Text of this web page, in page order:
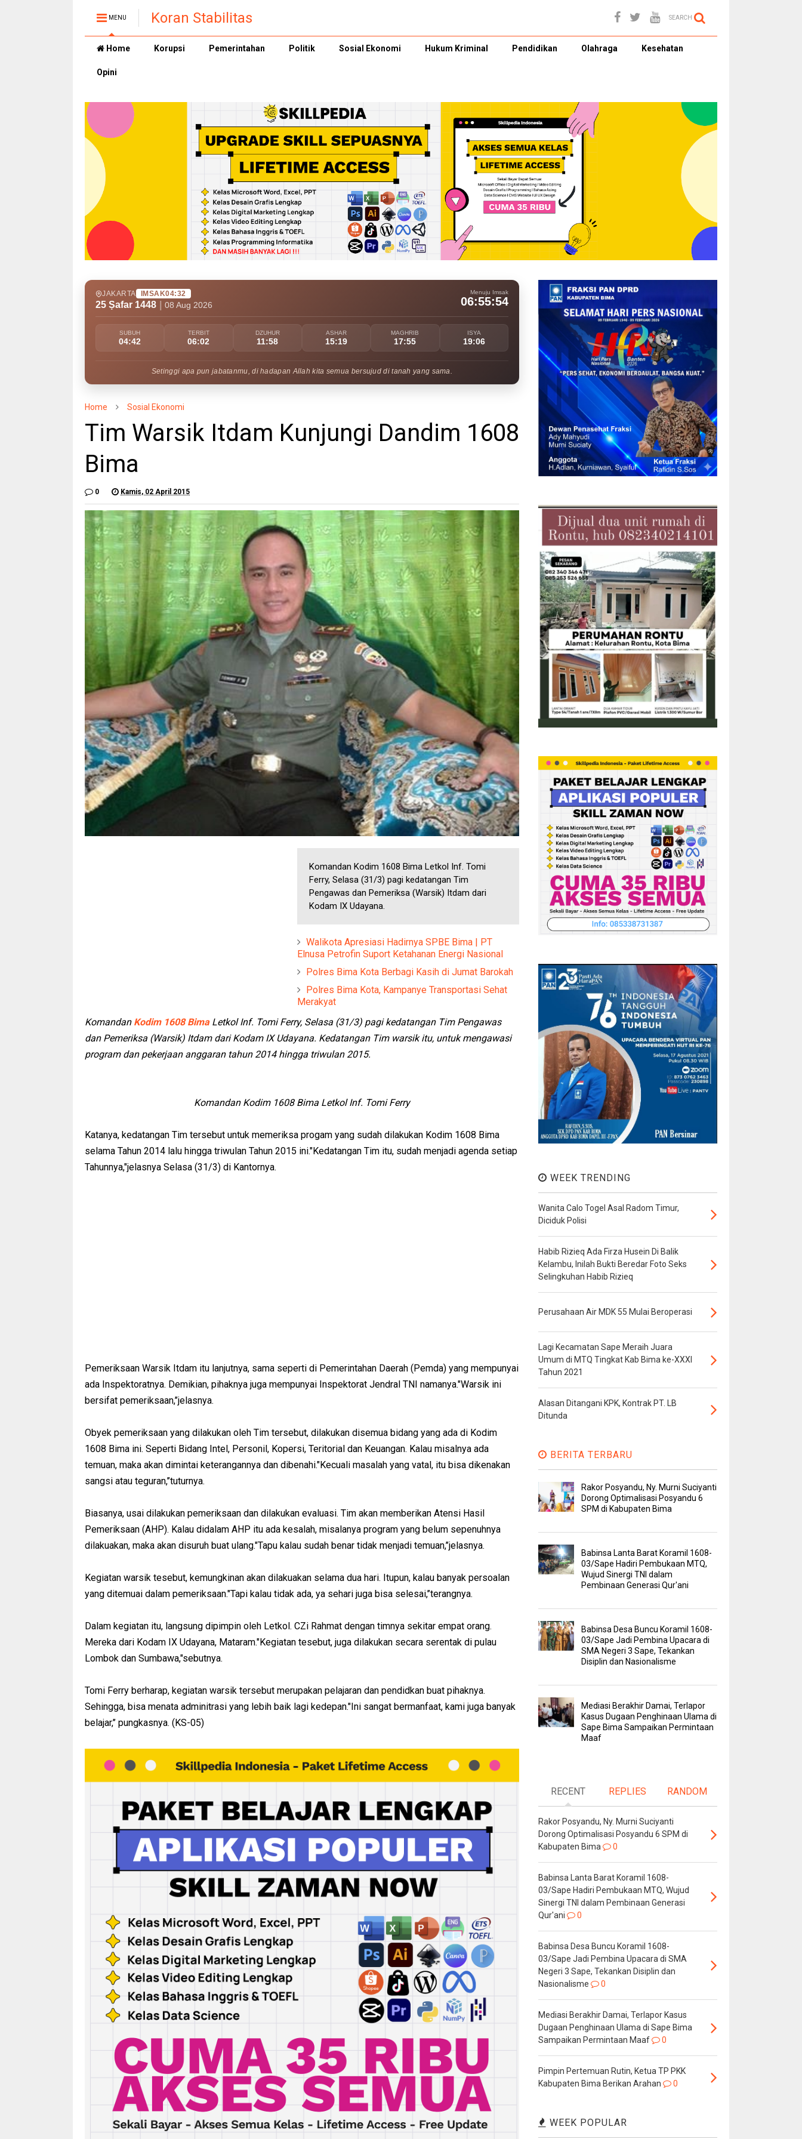
MENU Koran Stabilitas SEARCH
Home Korupsi Pemerintahan Politik Sosial Ekonomi Hukum Kriminal Pendidikan Olahraga Kesehatan
Opini
JAKARTA IMSAK04:32
25 Ṣafar 1448 08 Aug 2026
Menuju Imsak
06:55:53
SUBUH
04:42
TERBIT
06:02
DZUHUR
11:58
ASHAR
15:19
MAGHRIB
17:55
ISYA
19:06
Setinggi apa pun jabatanmu, di hadapan Allah kita semua bersujud di tanah yang sama.
Home Sosial Ekonomi
Tim Warsik Itdam Kunjungi Dandim 1608
Bima
0 Kamis, 02 April 2015
Komandan Kodim 1608 Bima Letkol Inf. Tomi
Ferry, Selasa (31/3) pagi kedatangan Tim
Pengawas dan Pemeriksa (Warsik) Itdam dari
Kodam IX Udayana.
Walikota Apresiasi Hadirnya SPBE Bima | PT
Elnusa Petrofin Suport Ketahanan Energi Nasional
Polres Bima Kota Berbagi Kasih di Jumat Barokah
Polres Bima Kota, Kampanye Transportasi Sehat
Merakyat
Komandan Kodim 1608 BimaLetkol Inf. Tomi Ferry, Selasa (31/3) pagi kedatangan Tim Pengawas
dan Pemeriksa (Warsik) Itdam dari Kodam IX Udayana. Kedatangan Tim warsik itu, untuk mengawasi
program dan pekerjaan anggaran tahun 2014 hingga triwulan 2015.
Komandan Kodim 1608 Bima Letkol Inf. Tomi Ferry
Katanya, kedatangan Tim tersebut untuk memeriksa progam yang sudah dilakukan Kodim 1608 Bima
selama Tahun 2014 lalu hingga triwulan Tahun 2015 ini."Kedatangan Tim itu, sudah menjadi agenda setiap
Tahunnya,"jelasnya Selasa (31/3) di Kantornya.
Pemeriksaan Warsik Itdam itu lanjutnya, sama seperti di Pemerintahan Daerah (Pemda) yang mempunyai
ada Inspektoratnya. Demikian, pihaknya juga mempunyai Inspektorat Jendral TNI namanya."Warsik ini
bersifat pemeriksaan,’’jelasnya.
Obyek pemeriksaan yang dilakukan oleh Tim tersebut, dilakukan disemua bidang yang ada di Kodim
1608 Bima ini. Seperti Bidang Intel, Personil, Kopersi, Teritorial dan Keuangan. Kalau misalnya ada
temuan, maka akan dimintai keterangannya dan dibenahi."Kecuali masalah yang vatal, itu bisa dikenakan
sangsi atau teguran,’’tuturnya.
Biasanya, usai dilakukan pemeriksaan dan dilakukan evaluasi. Tim akan memberikan Atensi Hasil
Pemeriksaan (AHP). Kalau didalam AHP itu ada kesalah, misalanya program yang belum sepenuhnya
dilakuakan, maka akan disuruh buat ulang."Tapu kalau sudah benar tidak menjadi temuan,’’jelasnya.
Kegiatan warsik tesebut, kemungkinan akan dilakuakan selama dua hari. Itupun, kalau banyak persoalan
yang ditemuai dalam pemeriksaan."Tapi kalau tidak ada, ya sehari juga bisa selesai,’’terangnya.
Dalam kegiatan itu, langsung dipimpin oleh Letkol. CZi Rahmat dengan timnya sekitar empat orang.
Mereka dari Kodam IX Udayana, Mataram."Kegiatan tesebut, juga dilakukan secara serentak di pulau
Lombok dan Sumbawa,"sebutnya.
Tomi Ferry berharap, kegiatan warsik tersebut merupakan pelajaran dan pendidkan buat pihaknya.
Sehingga, bisa menata adminitrasi yang lebih baik lagi kedepan."Ini sangat bermanfaat, kami juga banyak
belajar,’’ pungkasnya. (KS-05)
WEEK TRENDING
Wanita Calo Togel Asal Radom Timur,
Diciduk Polisi
Habib Rizieq Ada Firza Husein Di Balik
Kelambu, Inilah Bukti Beredar Foto Seks
Selingkuhan Habib Rizieq
Perusahaan Air MDK 55 Mulai Beroperasi
Lagi Kecamatan Sape Meraih Juara
Umum di MTQ Tingkat Kab Bima ke-XXXI
Tahun 2021
Alasan Ditangani KPK, Kontrak PT. LB
Ditunda
BERITA TERBARU
Rakor Posyandu, Ny. Murni Suciyanti
Dorong Optimalisasi Posyandu 6
SPM di Kabupaten Bima
Babinsa Lanta Barat Koramil 1608-
03/Sape Hadiri Pembukaan MTQ,
Wujud Sinergi TNI dalam
Pembinaan Generasi Qur'ani
Babinsa Desa Buncu Koramil 1608-
03/Sape Jadi Pembina Upacara di
SMA Negeri 3 Sape, Tekankan
Disiplin dan Nasionalisme
Mediasi Berakhir Damai, Terlapor
Kasus Dugaan Penghinaan Ulama di
Sape Bima Sampaikan Permintaan
Maaf
RECENT REPLIES RANDOM
Rakor Posyandu, Ny. Murni Suciyanti
Dorong Optimalisasi Posyandu 6 SPM di
Kabupaten Bima
0
Babinsa Lanta Barat Koramil 1608-
03/Sape Hadiri Pembukaan MTQ, Wujud
Sinergi TNI dalam Pembinaan Generasi
Qur'ani
0
Babinsa Desa Buncu Koramil 1608-
03/Sape Jadi Pembina Upacara di SMA
Negeri 3 Sape, Tekankan Disiplin dan
Nasionalisme
0
Mediasi Berakhir Damai, Terlapor Kasus
Dugaan Penghinaan Ulama di Sape Bima
Sampaikan Permintaan Maaf
0
Pimpin Pertemuan Rutin, Ketua TP PKK
Kabupaten Bima Berikan Arahan
0
WEEK POPULAR